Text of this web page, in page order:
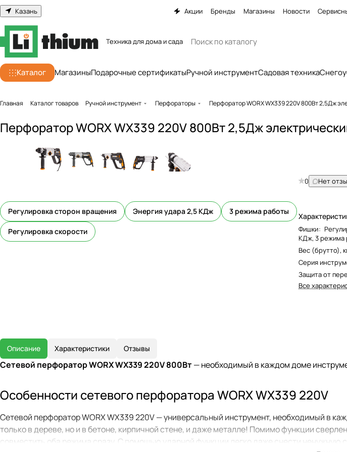
Казань Акции Бренды Магазины Новости
Техника для дома и сада
Каталог МагазиныПодарочные сертификатыРучной инструментСадовая техника
Главная Каталог товаров Ручной инструмент Перфораторы Перфоратор WORX WX339 220V 800Вт 2,5Дж
Перфоратор WORX WX339 220V 800Вт 2,5Дж
Регулировка сторон вращения Энергия удара 2,5 КДж 3 режима работы
Регулировка скорости
0 Нет
Фишки:
КДж, 3 режима
Вес (брутто),
Серия
Защита от
Все
Описание Характеристики Отзывы
Сетевой перфоратор WORX WX339 220V 800Вт— необходимый в каждом доме
Особенности сетевого перфоратора WORX WX339 220V
Сетевой перфоратор WORX WX339 220V — универсальный инструмент, необходимый в
только в дереве, но и в бетоне, кирпичной стене, и даже металле! Помимо функции
совместить оба режима сразу. С помощью ударной функции легко даже снести ненужную